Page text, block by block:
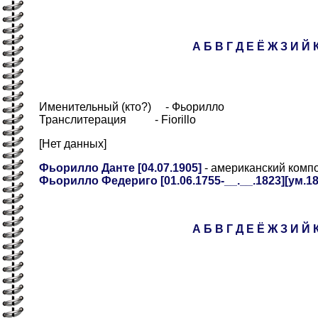
А Б В Г Д Е Ё Ж З И Й
Именительный (кто?) - Фьорилло
Транслитерация - Fiorillo
[Нет данных]
Фьорилло Данте [04.07.1905] - американский
Фьорилло Федериго [01.06.1755-
А Б В Г Д Е Ё Ж З И Й